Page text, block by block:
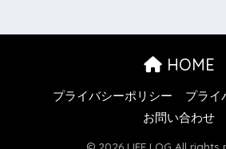
HOME
プライバシーポリシー
プライ
お問い合わせ
© 2026 LIFE LOG All rights